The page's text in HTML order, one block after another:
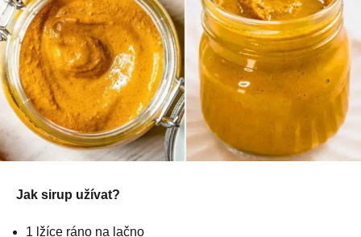
Jak sirup užívat?
1 lžíce ráno na lačno